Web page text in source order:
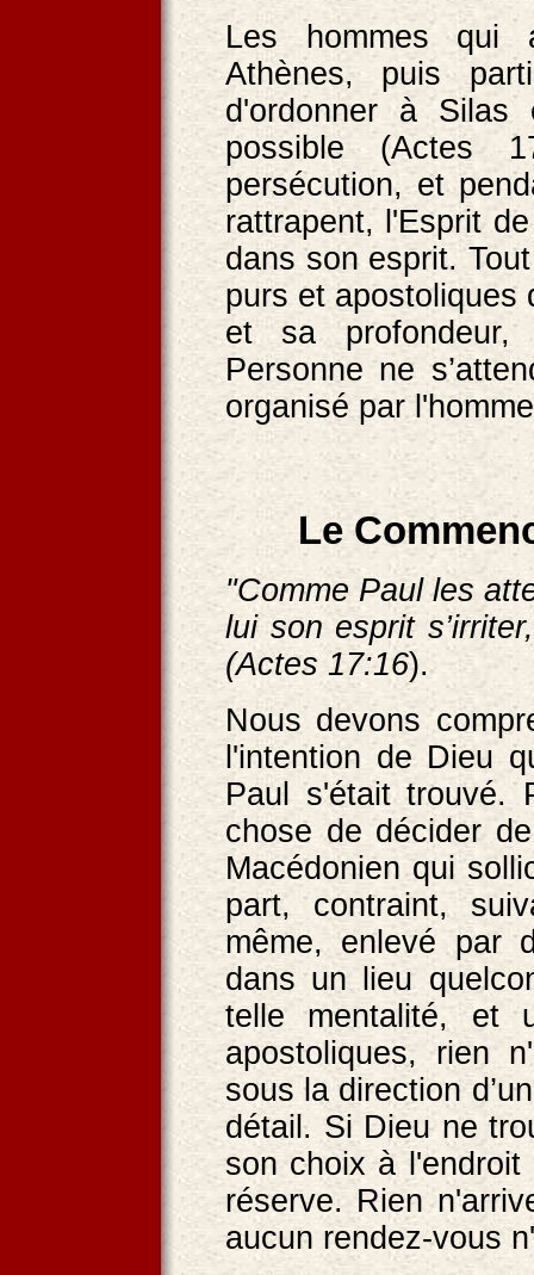
Les hommes qui
Athènes, puis
d'ordonner à
possible (Actes
persécution, et
rattrapent, l'Esprit
dans son esprit.
purs et apostoliques
et sa profondeur,
Personne ne
organisé par
Le
"Comme Paul les
lui son esprit
(Actes 17:16).
Nous devons
l'intention de Dieu
Paul s'était trouvé.
chose de décider
Macédonien qui
part, contraint,
même, enlevé par
dans un lieu
telle mentalité, et
apostoliques, rien
sous la direction
détail. Si Dieu ne
son choix à
réserve. Rien
aucun rendez-vous